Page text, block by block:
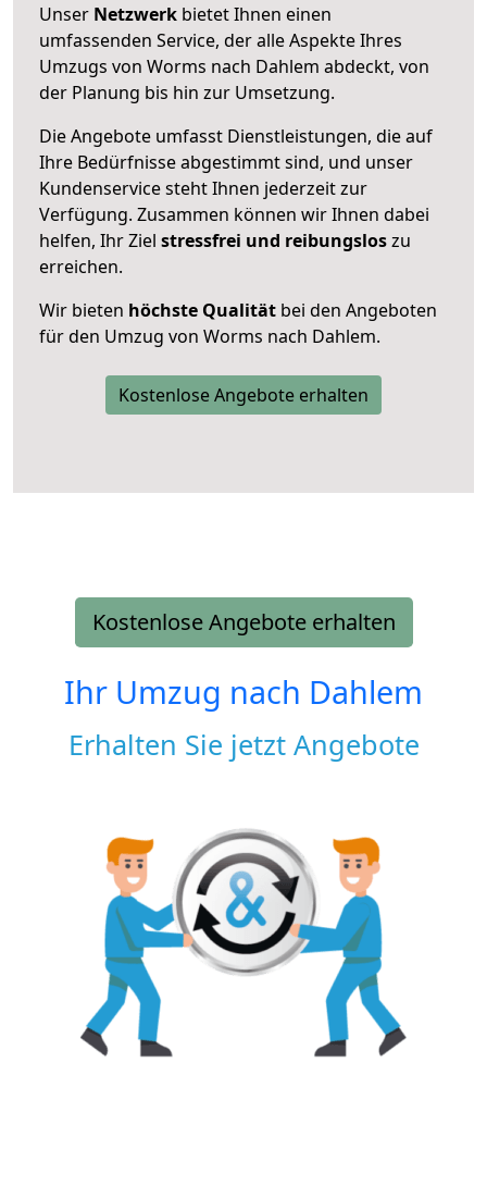
Unser Netzwerk bietet Ihnen einen
umfassenden Service, der alle Aspekte Ihres
Umzugs von Worms nach Dahlem abdeckt, von
der Planung bis hin zur Umsetzung.
Die Angebote umfasst Dienstleistungen, die auf
Ihre Bedürfnisse abgestimmt sind, und unser
Kundenservice steht Ihnen jederzeit zur
Verfügung. Zusammen können wir Ihnen dabei
helfen, Ihr Ziel stressfrei und reibungsloszu
erreichen.
Wir bieten höchste Qualität bei den Angeboten
für den Umzug von Worms nach Dahlem.
Kostenlose Angebote erhalten
Kostenlose Angebote erhalten
Ihr Umzug nach Dahlem
Erhalten Sie jetzt Angebote